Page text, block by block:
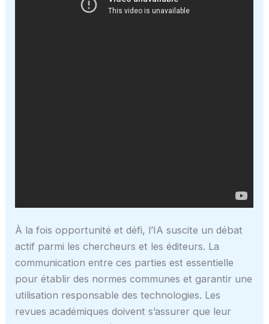
À la fois opportunité et défi, l’IA suscite un débat
actif parmi les chercheurs et les éditeurs. La
communication entre ces parties est essentielle
pour établir des normes communes et garantir une
utilisation responsable des technologies. Les
revues académiques doivent s’assurer que leur